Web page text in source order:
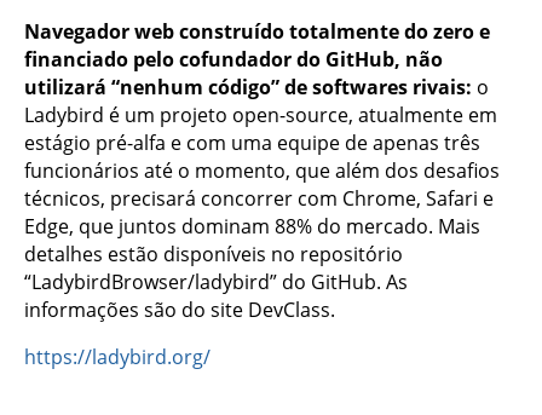
Navegador web construído totalmente do zero e
financiado pelo cofundador do GitHub, não
utilizará “nenhum código” de softwares rivais: o
Ladybird é um projeto open-source, atualmente em
estágio pré-alfa e com uma equipe de apenas três
funcionários até o momento, que além dos desafios
técnicos, precisará concorrer com Chrome, Safari e
Edge, que juntos dominam 88% do mercado. Mais
detalhes estão disponíveis no repositório
“LadybirdBrowser/ladybird” do GitHub. As
informações são do site DevClass.
https://ladybird.org/